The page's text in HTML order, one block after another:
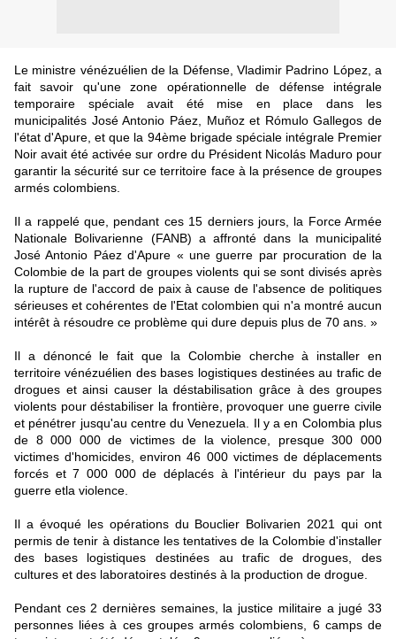
Le ministre vénézuélien de la Défense, Vladimir Padrino López, a
fait savoir qu'une zone opérationnelle de défense intégrale
temporaire spéciale avait été mise en place dans les
municipalités José Antonio Páez, Muñoz et Rómulo Gallegos de
l'état d'Apure, et que la 94ème brigade spéciale intégrale Premier
Noir avait été activée sur ordre du Président Nicolás Maduro pour
garantir la sécurité sur ce territoire face à la présence de groupes
armés colombiens.
Il a rappelé que, pendant ces 15 derniers jours, la Force Armée
Nationale Bolivarienne (FANB) a affronté dans la municipalité
José Antonio Páez d'Apure « une guerre par procuration de la
Colombie de la part de groupes violents qui se sont divisés après
la rupture de l'accord de paix à cause de l'absence de politiques
sérieuses et cohérentes de l'Etat colombien qui n'a montré aucun
intérêt à résoudre ce problème qui dure depuis plus de 70 ans. »
Il a dénoncé le fait que la Colombie cherche à installer en
territoire vénézuélien des bases logistiques destinées au trafic de
drogues et ainsi causer la déstabilisation grâce à des groupes
violents pour déstabiliser la frontière, provoquer une guerre civile
et pénétrer jusqu'au centre du Venezuela. Il y a en Colombia plus
de 8 000 000 de victimes de la violence, presque 300 000
victimes d'homicides, environ 46 000 victimes de déplacements
forcés et 7 000 000 de déplacés à l'intérieur du pays par la
guerre etla violence.
Il a évoqué les opérations du Bouclier Bolivarien 2021 qui ont
permis de tenir à distance les tentatives de la Colombie d'installer
des bases logistiques destinées au trafic de drogues, des
cultures et des laboratoires destinés à la production de drogue.
Pendant ces 2 dernières semaines, la justice militaire a jugé 33
personnes liées à ces groupes armés colombiens, 6 camps de